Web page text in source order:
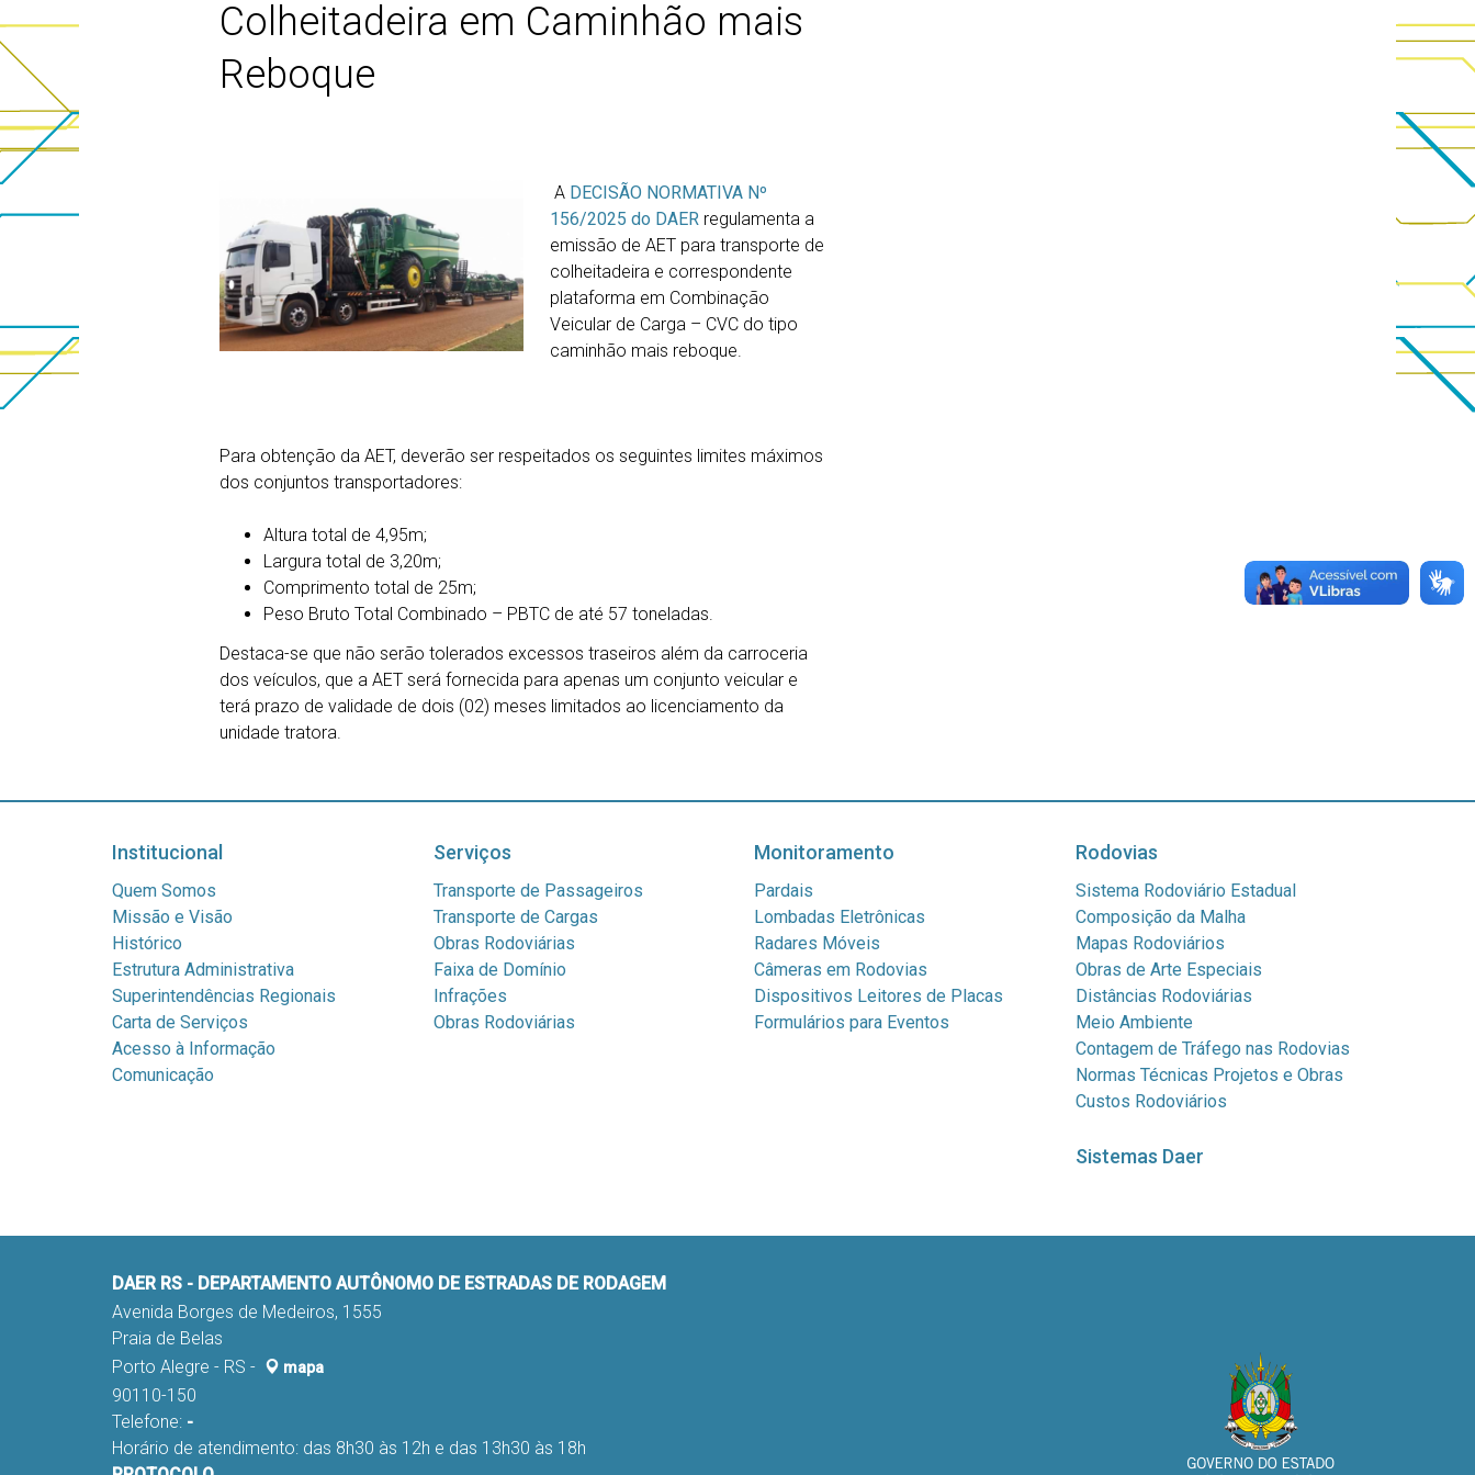
Colheitadeira em Caminhão mais
Reboque
A DECISÃO NORMATIVA Nº
156/2025 do DAER regulamenta a
emissão de AET para transporte de
colheitadeira e correspondente
plataforma em Combinação
Veicular de Carga – CVC do tipo
caminhão mais reboque.
Para obtenção da AET, deverão ser respeitados os seguintes limites máximos
dos conjuntos transportadores:
Altura total de 4,95m;
Largura total de 3,20m;
Comprimento total de 25m;
Peso Bruto Total Combinado – PBTC de até 57 toneladas.
Destaca-se que não serão tolerados excessos traseiros além da carroceria
dos veículos, que a AET será fornecida para apenas um conjunto veicular e
terá prazo de validade de dois (02) meses limitados ao licenciamento da
unidade tratora.
Institucional
Quem Somos
Missão e Visão
Histórico
Estrutura Administrativa
Superintendências Regionais
Carta de Serviços
Acesso à Informação
Comunicação
Serviços
Transporte de Passageiros
Transporte de Cargas
Obras Rodoviárias
Faixa de Domínio
Infrações
Obras Rodoviárias
Monitoramento
Pardais
Lombadas Eletrônicas
Radares Móveis
Câmeras em Rodovias
Dispositivos Leitores de Placas
Formulários para Eventos
Rodovias
Sistema Rodoviário Estadual
Composição da Malha
Mapas Rodoviários
Obras de Arte Especiais
Distâncias Rodoviárias
Meio Ambiente
Contagem de Tráfego nas Rodovias
Normas Técnicas Projetos e Obras
Custos Rodoviários
Sistemas Daer
DAER RS - DEPARTAMENTO AUTÔNOMO DE ESTRADAS DE RODAGEM
Avenida Borges de Medeiros, 1555
Praia de Belas
Porto Alegre - RS -
mapa
90110-150
Telefone: -
Horário de atendimento: das 8h30 às 12h e das 13h30 às 18h